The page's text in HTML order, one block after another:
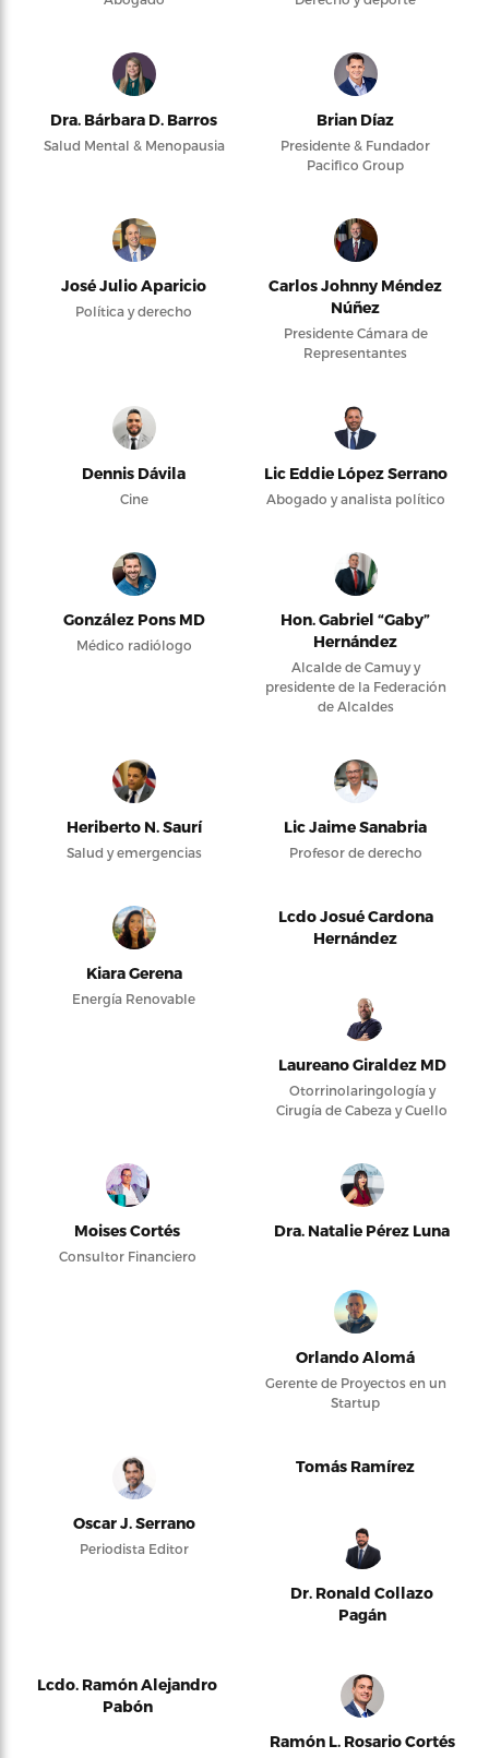
Dra. Bárbara D. Barros
Salud Mental & Menopausia
Brian Díaz
Presidente & Fundador
Pacifico Group
José Julio Aparicio
Política y derecho
Carlos Johnny Méndez
Núñez
Presidente Cámara de
Representantes
Dennis Dávila
Cine
Lic Eddie López Serrano
Abogado y analista político
González Pons MD
Médico radiólogo
Hon. Gabriel “Gaby”
Hernández
Alcalde de Camuy y
presidente de la Federación
de Alcaldes
Heriberto N. Saurí
Salud y emergencias
Lic Jaime Sanabria
Profesor de derecho
Kiara Gerena
Energía Renovable
Lcdo Josué Cardona
Hernández
Laureano Giraldez MD
Otorrinolaringología y
Cirugía de Cabeza y Cuello
Moises Cortés
Consultor Financiero
Dra. Natalie Pérez Luna
Orlando Alomá
Gerente de Proyectos en un
Startup
Oscar J. Serrano
Periodista Editor
Tomás Ramírez
Dr. Ronald Collazo
Pagán
Lcdo. Ramón Alejandro
Pabón
Ramón L. Rosario Cortés